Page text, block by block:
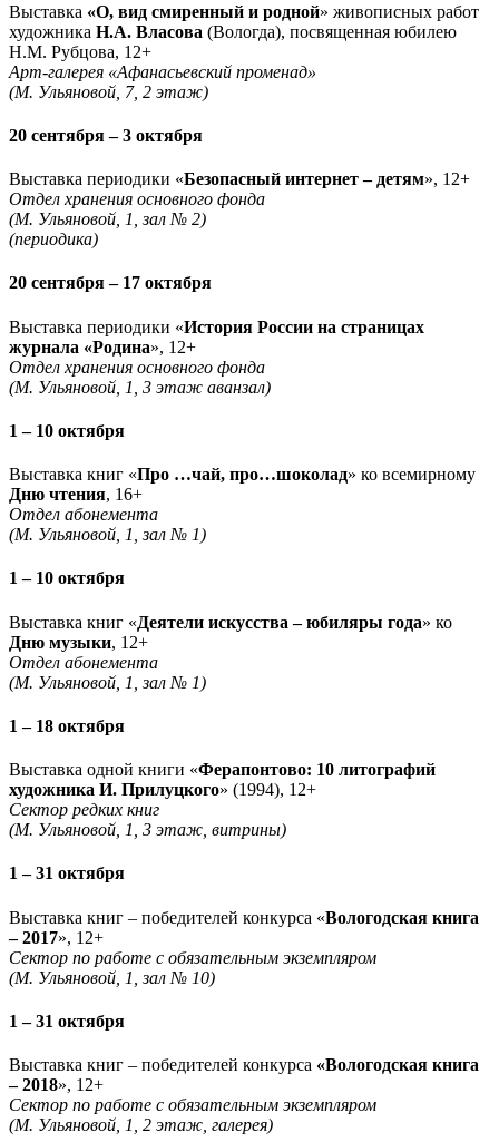
Выставка «О, вид смиренный и родной» живописных работ
художника Н.А. Власова (Вологда), посвященная юбилею
Н.М. Рубцова, 12+
Арт-галерея «Афанасьевский променад»
(М. Ульяновой, 7, 2 этаж)
20 сентября – 3 октября
Выставка периодики «Безопасный интернет – детям», 12+
Отдел хранения основного фонда
(М. Ульяновой, 1, зал № 2)
(периодика)
20 сентября – 17 октября
Выставка периодики «История России на страницах
журнала «Родина», 12+
Отдел хранения основного фонда
(М. Ульяновой, 1, 3 этаж аванзал)
1 – 10 октября
Выставка книг «Про …чай, про…шоколад» ко всемирному
Дню чтения, 16+
Отдел абонемента
(М. Ульяновой, 1, зал № 1)
1 – 10 октября
Выставка книг «Деятели искусства – юбиляры года» ко
Дню музыки, 12+
Отдел абонемента
(М. Ульяновой, 1, зал № 1)
1 – 18 октября
Выставка одной книги «Ферапонтово: 10 литографий
художника И. Прилуцкого» (1994), 12+
Сектор редких книг
(М. Ульяновой, 1, 3 этаж, витрины)
1 – 31 октября
Выставка книг – победителей конкурса «Вологодская книга
– 2017», 12+
Сектор по работе с обязательным экземпляром
(М. Ульяновой, 1, зал № 10)
1 – 31 октября
Выставка книг – победителей конкурса «Вологодская книга
– 2018», 12+
Сектор по работе с обязательным экземпляром
(М. Ульяновой, 1, 2 этаж, галерея)